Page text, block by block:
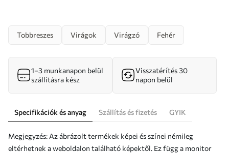
Tobbreszes Virágok Virágzó Fehér
1–3 munkanapon belül
szállításra kész
Visszatérítés 30
napon belül
Specifikációk és anyag Szállítás és fizetés GYIK
Megjegyzés: Az ábrázolt termékek képei és színei némileg
eltérhetnek a weboldalon található képektől. Ez függ a monitor